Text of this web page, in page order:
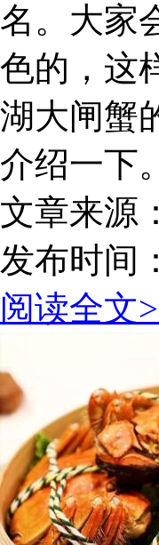
名。大家
色的，这
湖大闸蟹
介绍一
文章来源
发布时间
阅读全文